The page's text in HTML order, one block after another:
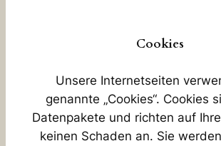
Cookies
Unsere Internetseiten
genannte „Cookies“. Cookies
Datenpakete und richten auf
keinen Schaden an. Sie